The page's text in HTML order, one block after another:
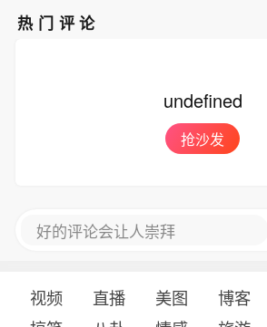
热门评论
undefined
抢沙发
好的评论会让人崇拜
视频 直播 美图 博客